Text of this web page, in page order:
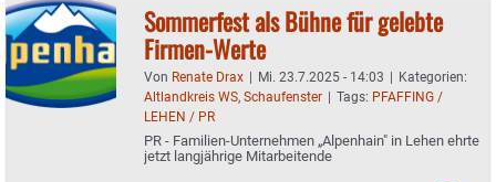
Sommerfest als Bühne für gelebte
Firmen-Werte
Von Renate Drax | Mi. 23.7.2025 - 14:03 | Kategorien:
Altlandkreis WS, Schaufenster | Tags: PFAFFING /
LEHEN / PR
PR - Familien-Unternehmen „Alpenhain" in Lehen ehrte
jetzt langjährige Mitarbeitende